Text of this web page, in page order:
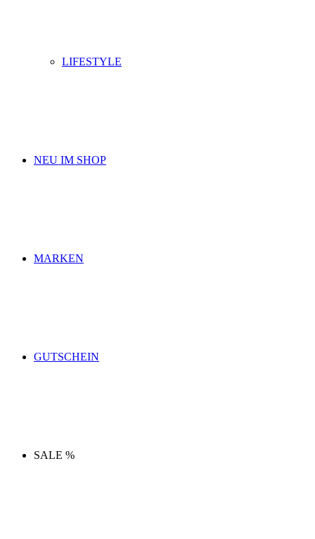
LIFESTYLE
NEU IM SHOP
MARKEN
GUTSCHEIN
SALE %